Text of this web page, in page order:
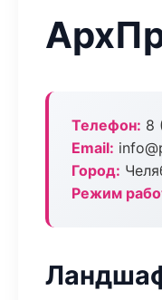
Телефон: 8
Email:
Город:
Режим